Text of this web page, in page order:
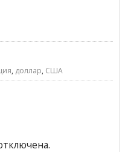
, доллар, США